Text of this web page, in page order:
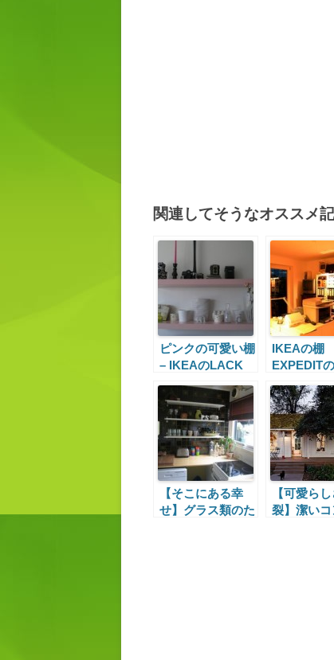
関連してそうなオススメ
ピンクの可愛い棚
– IKEAのLACK
IKEAの棚
EXPEDIT
【そこにある幸
せ】グラス類のた
【可愛ら
裂】潔いコ